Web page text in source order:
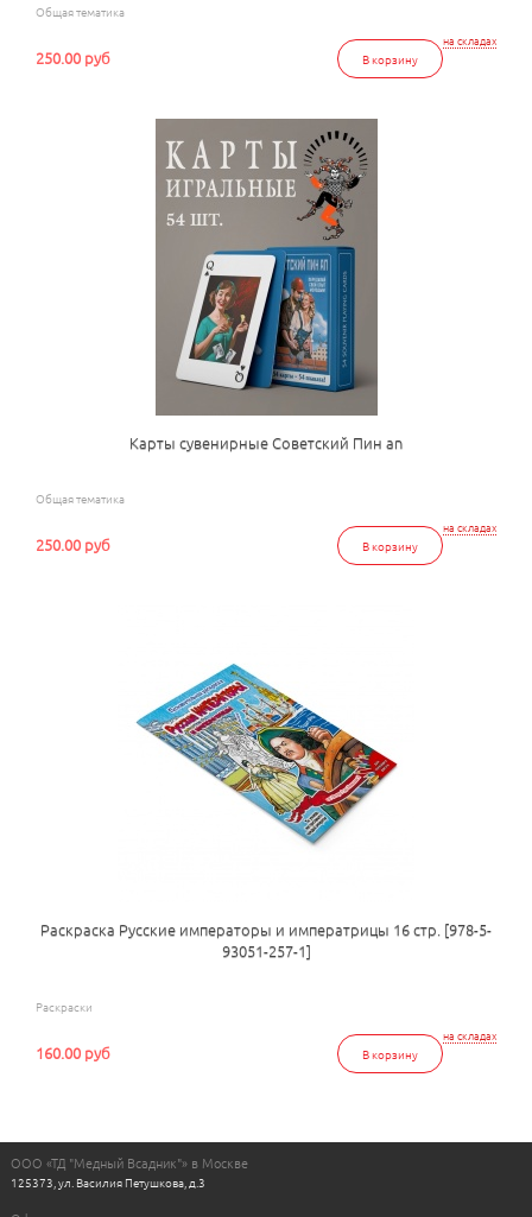
Общая тематика
на складах
В корзину
250.00 руб
Карты сувенирные Советский Пин an
Общая тематика
на складах
В корзину
250.00 руб
Раскраска Русские императоры и императрицы 16 стр. [978-5-
93051-257-1]
Раскраски
на складах
В корзину
160.00 руб
ООО «ТД "Медный Всадник"» в Москве
125373, ул. Василия Петушкова, д.3